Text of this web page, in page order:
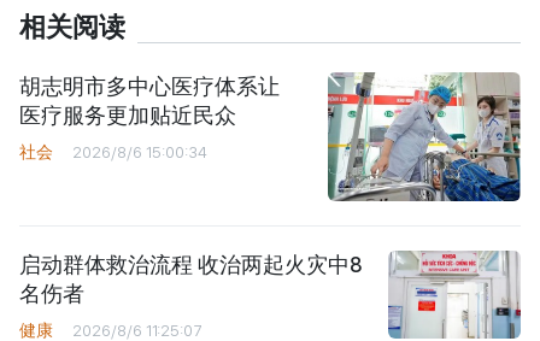
相关阅读
胡志明市多中心医疗体系让
医疗服务更加贴近民众
社会 2026/8/6 15:00:34
启动群体救治流程 收治两起火灾中8
名伤者
健康 2026/8/6 11:25:07